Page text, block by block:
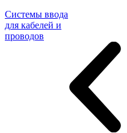
Системы ввода
для кабелей и
проводов